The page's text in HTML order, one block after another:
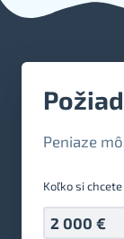
Peniaze
Koľko si